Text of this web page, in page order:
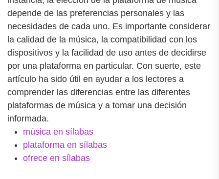
depende de las preferencias personales y las
necesidades de cada uno. Es importante considerar
la calidad de la música, la compatibilidad con los
dispositivos y la facilidad de uso antes de decidirse
por una plataforma en particular. Con suerte, este
artículo ha sido útil en ayudar a los lectores a
comprender las diferencias entre las diferentes
plataformas de música y a tomar una decisión
informada.
música en sílabas
plataforma en sílabas
ofrece en sílabas